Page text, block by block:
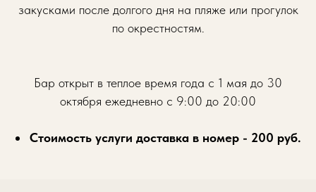
закусками после долгого дня на пляже или прогулок
по окрестностям.
Бар открыт в теплое время года с 1 мая до 30
октября ежедневно с 9:00 до 20:00
Стоимость услуги доставка в номер - 200 руб.